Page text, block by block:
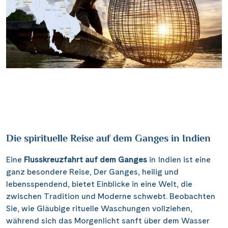
Die spirituelle Reise auf dem Ganges in Indien
EineFlusskreuzfahrt auf dem Gangesin Indien ist eine
ganz besondere Reise, Der Ganges, heilig und
lebensspendend, bietet Einblicke in eine Welt, die